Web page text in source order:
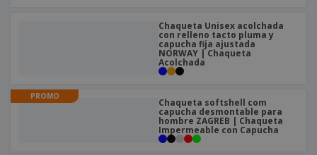
Chaqueta Unisex acolchada
con relleno tacto pluma y
capucha fija ajustada
NORWAY | Chaqueta
Acolchada
PROMO
Chaqueta softshell com
capucha desmontable para
hombre ZAGREB | Chaqueta
Impermeable con Capucha